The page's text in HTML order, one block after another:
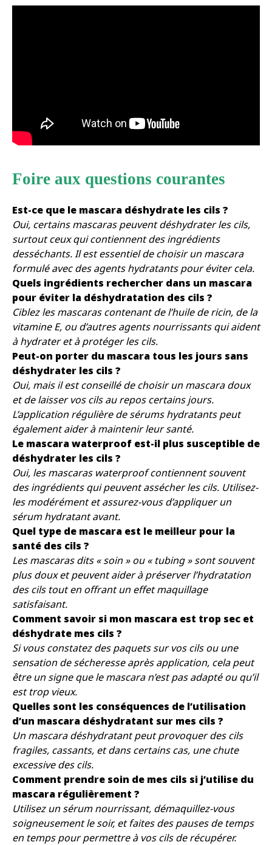
Foire aux questions courantes
Est-ce que le mascara déshydrate les cils ?
Oui, certains mascaras peuvent déshydrater les cils,
surtout ceux qui contiennent des ingrédients
desséchants. Il est essentiel de choisir un mascara
formulé avec des agents hydratants pour éviter cela.
Quels ingrédients rechercher dans un mascara
pour éviter la déshydratation des cils ?
Ciblez les mascaras contenant de l’huile de ricin, de la
vitamine E, ou d’autres agents nourrissants qui aident
à hydrater et à protéger les cils.
Peut-on porter du mascara tous les jours sans
déshydrater les cils ?
Oui, mais il est conseillé de choisir un mascara doux
et de laisser vos cils au repos certains jours.
L’application régulière de sérums hydratants peut
également aider à maintenir leur santé.
Le mascara waterproof est-il plus susceptible de
déshydrater les cils ?
Oui, les mascaras waterproof contiennent souvent
des ingrédients qui peuvent assécher les cils. Utilisez-
les modérément et assurez-vous d’appliquer un
sérum hydratant avant.
Quel type de mascara est le meilleur pour la
santé des cils ?
Les mascaras dits « soin » ou « tubing » sont souvent
plus doux et peuvent aider à préserver l’hydratation
des cils tout en offrant un effet maquillage
satisfaisant.
Comment savoir si mon mascara est trop sec et
déshydrate mes cils ?
Si vous constatez des paquets sur vos cils ou une
sensation de sécheresse après application, cela peut
être un signe que le mascara n’est pas adapté ou qu’il
est trop vieux.
Quelles sont les conséquences de l’utilisation
d’un mascara déshydratant sur mes cils ?
Un mascara déshydratant peut provoquer des cils
fragiles, cassants, et dans certains cas, une chute
excessive des cils.
Comment prendre soin de mes cils si j’utilise du
mascara régulièrement ?
Utilisez un sérum nourrissant, démaquillez-vous
soigneusement le soir, et faites des pauses de temps
en temps pour permettre à vos cils de récupérer.